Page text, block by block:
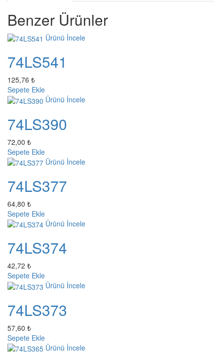
Benzer Ürünler
Ürünü İncele
74LS541
125,76 ₺
Sepete Ekle
Ürünü İncele
74LS390
72,00 ₺
Sepete Ekle
Ürünü İncele
74LS377
64,80 ₺
Sepete Ekle
Ürünü İncele
74LS374
42,72 ₺
Sepete Ekle
Ürünü İncele
74LS373
57,60 ₺
Sepete Ekle
Ürünü İncele